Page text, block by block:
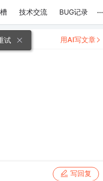
技术交流 BUG记录 ...
写回复
用AI写文章
试